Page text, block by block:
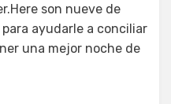
son nueve de
ayudarle a conciliar
una mejor noche de